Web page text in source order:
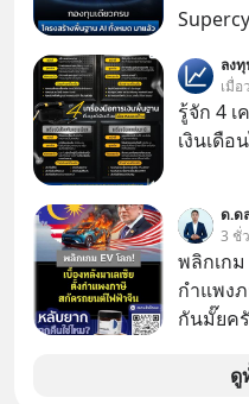
กำลังก่
AI" ที่ผู้ค
บทเรียน
อะไรเร
มือไปใน
ร่วมเจา
เงินฉบับ
#RayDalio #สรุปบทเรียน #
ลงทุน
เคลื่อนห
เศรษฐ
ยาวนา
ลง
เมื่อ
รู้จัก 4
เงินเดื
ด.ด
3 ชั่
พลิกเกม
กำแพง
กันมั๊ยค
จนหน้ดู